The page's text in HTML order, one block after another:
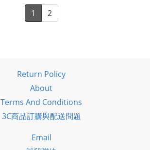
1 2
Return Policy
About
Terms And Conditions
3C商品訂購與配送問題
Email